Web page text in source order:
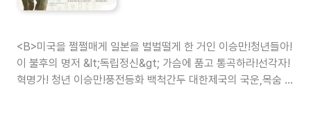
<B>미국을 쩔쩔매게 일본을 벌벌떨게 한 거인 이승만!청년들아!
이 불후의 명저 &lt;독립정신&gt; 가슴에 품고 통곡하라!선각자!
혁명가! 청년 이승만!풍전등화 백척간두 대한제국의 국운,목숨 걸